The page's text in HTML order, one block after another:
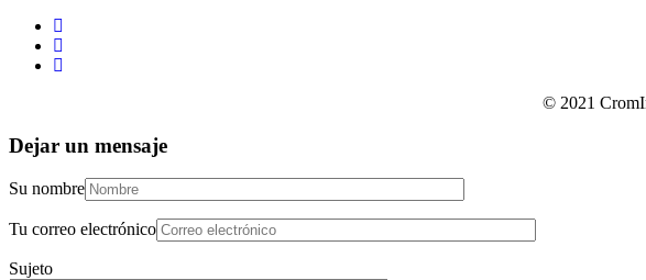
© 2021
Dejar un mensaje
Su nombre
Tu correo electrónico
Sujeto